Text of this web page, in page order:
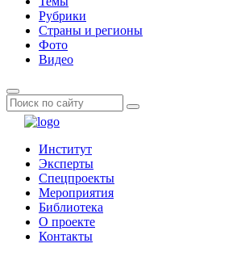
Рубрики
Страны и регионы
Фото
Видео
Институт
Эксперты
Спецпроекты
Мероприятия
Библиотека
О проекте
Контакты